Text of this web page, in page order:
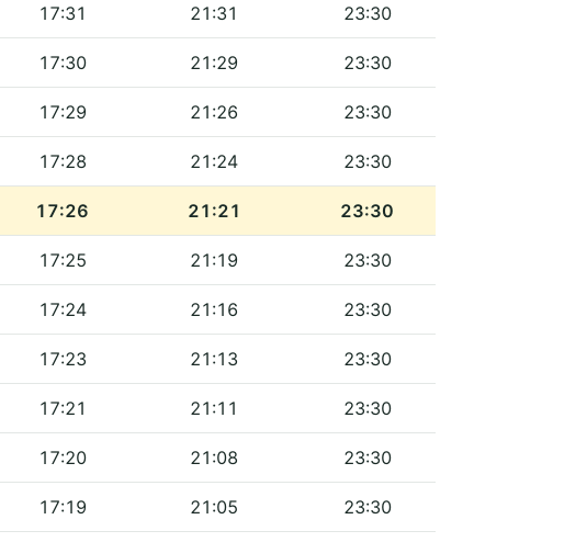
17:31 21:31 23:30
17:30 21:29 23:30
17:29 21:26 23:30
17:28 21:24 23:30
17:26 21:21 23:30
17:25 21:19 23:30
17:24 21:16 23:30
17:23 21:13 23:30
17:21 21:11 23:30
17:20 21:08 23:30
17:19 21:05 23:30